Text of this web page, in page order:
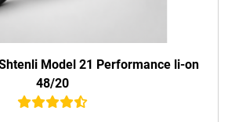
Model 21 Performance li-on
48/20